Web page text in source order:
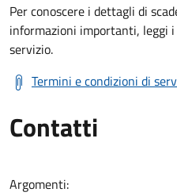
Per conoscere i dettagli di
informazioni importanti, leggi
servizio.
Termini e condizioni di
Contatti
Argomenti: